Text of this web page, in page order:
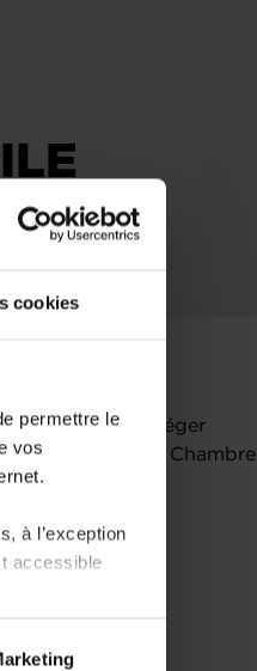
cookies
permettre le
vos
à l’exception
accessible
réseaux
connaît un léger
baromètre de la Chambre
de tous les